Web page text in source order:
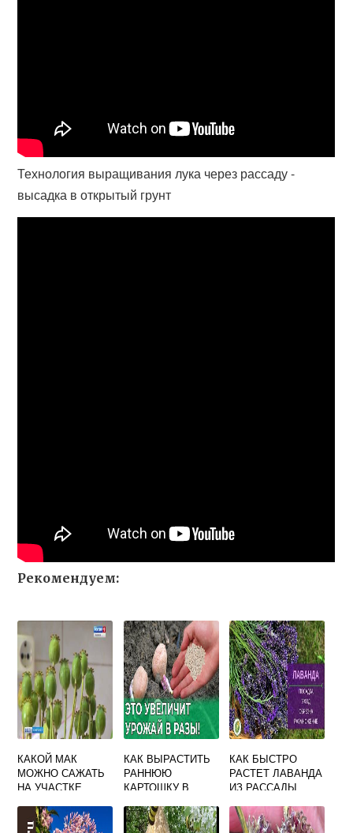
Технология выращивания лука через рассаду -
высадка в открытый грунт
Рекомендуем:
КАКОЙ МАК
МОЖНО САЖАТЬ
НА УЧАСТКЕ
КАК ВЫРАСТИТЬ
РАННЮЮ
КАРТОШКУ В
ГРУНТЕ
КАК БЫСТРО
РАСТЕТ ЛАВАНДА
ИЗ РАССАДЫ